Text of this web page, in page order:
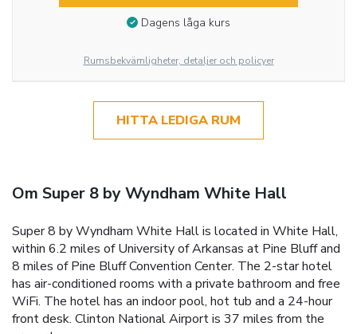
Dagens låga kurs
Rumsbekvämligheter, detaljer och policyer
HITTA LEDIGA RUM
Om Super 8 by Wyndham White Hall
Super 8 by Wyndham White Hall is located in White Hall,
within 6.2 miles of University of Arkansas at Pine Bluff and
8 miles of Pine Bluff Convention Center. The 2-star hotel
has air-conditioned rooms with a private bathroom and free
WiFi. The hotel has an indoor pool, hot tub and a 24-hour
front desk. Clinton National Airport is 37 miles from the